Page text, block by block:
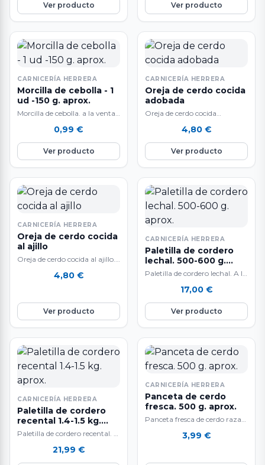
Ver producto Ver producto
CARNICERÍA HERRERA
Morcilla de cebolla - 1
ud -150 g. aprox.
Morcilla de cebolla. a la venta
aproximadamente. El peso
del…
0,99 €
Ver producto
CARNICERÍA HERRERA
Oreja de cerdo cocida
adobada
Oreja de cerdo cocida
paquetes envasados al vacío.
Deliciosa oreja…
4,80 €
Ver producto
CARNICERÍA HERRERA
Oreja de cerdo cocida
al ajillo
Oreja de cerdo cocida al ajillo.
envasados al vacío. Deliciosa…
4,80 €
Ver producto
CARNICERÍA HERRERA
Paletilla de cordero
lechal. 500-600 g.
aprox.
Paletilla de cordero lechal. A la
600 g. aproximadamente.…
17,00 €
Ver producto
CARNICERÍA HERRERA
Paletilla de cordero
recental 1.4-1.5 kg.
aprox.
Paletilla de cordero recental. A
del producto es aproximado…
21,99 €
CARNICERÍA HERRERA
Panceta de cerdo
fresca. 500 g. aprox.
Panceta fresca de cerdo raza
aproximadamente. Deliciosa a
3,99 €